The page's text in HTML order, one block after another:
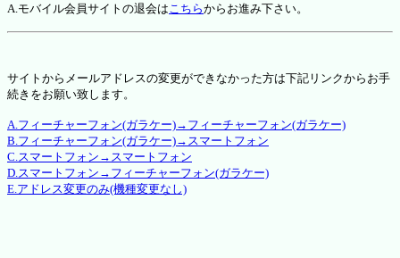
A.モバイル会員サイトの退会はこちらからお進み下さい。
サイトからメールアドレスの変更ができなかった方は下記リンクからお手
続きをお願い致します。
A.フィーチャーフォン(ガラケー)→フィーチャーフォン(ガラケー)
B.フィーチャーフォン(ガラケー)→スマートフォン
C.スマートフォン→スマートフォン
D.スマートフォン→フィーチャーフォン(ガラケー)
E.アドレス変更のみ(機種変更なし)